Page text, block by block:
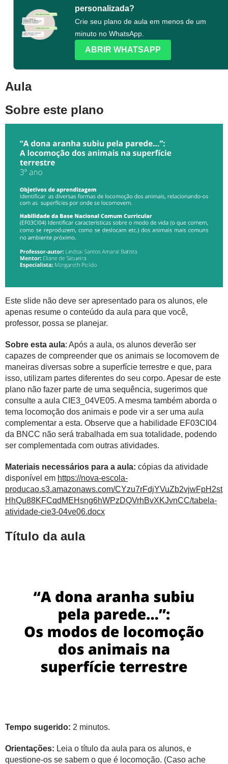
personalizada?
Crie seu plano de aula em menos de um
minuto no WhatsApp.
ABRIR WHATSAPP
Aula
Sobre este plano
Este slide não deve ser apresentado para os alunos, ele
apenas resume o conteúdo da aula para que você,
professor, possa se planejar.
Sobre esta aula: Após a aula, os alunos deverão ser
capazes de compreender que os animais se locomovem de
maneiras diversas sobre a superfície terrestre e que, para
isso, utilizam partes diferentes do seu corpo. Apesar de este
plano não fazer parte de uma sequência, sugerimos que
consulte a aula CIE3_04VE05. A mesma também aborda o
tema locomoção dos animais e pode vir a ser uma aula
complementar a esta. Observe que a habilidade EF03CI04
da BNCC não será trabalhada em sua totalidade, podendo
ser complementada com outras atividades.
Materiais necessários para a aula: cópias da atividade
disponível em https://nova-escola-
producao.s3.amazonaws.com/CYzu7rFdjYVuZb2vjwFpH2st
HhQu88KFCqdMEHsng6hWPzDQVrhBvXKJvnCC/tabela-
atividade-cie3-04ve06.docx
Título da aula
Tempo sugerido: 2 minutos.
Orientações: Leia o título da aula para os alunos, e
questione-os se sabem o que é locomoção. (Caso ache